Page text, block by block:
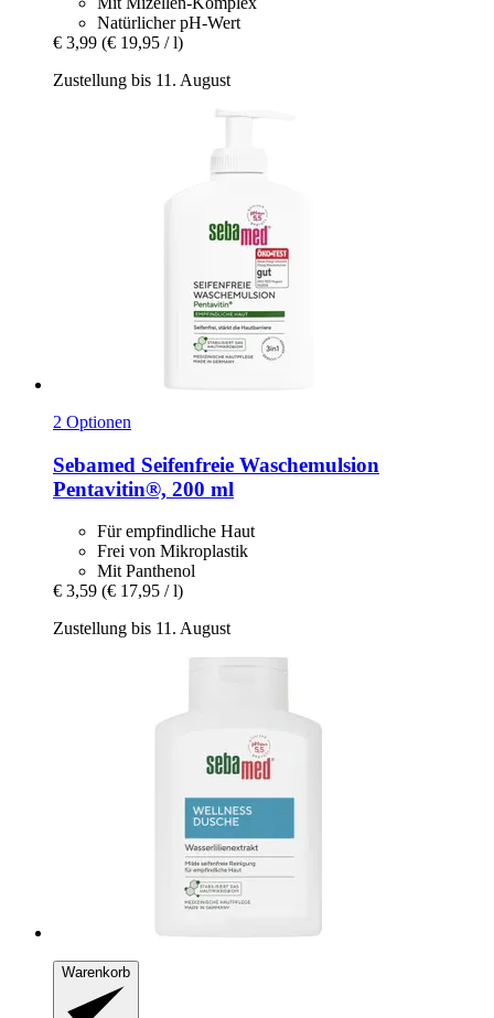
Natürlicher pH-Wert
€ 3,99 (€ 19,95 / l)
Zustellung bis 11. August
2 Optionen
Sebamed Seifenfreie Waschemulsion
Pentavitin®, 200 ml
Für empfindliche Haut
Frei von Mikroplastik
Mit Panthenol
€ 3,59 (€ 17,95 / l)
Zustellung bis 11. August
Warenkorb